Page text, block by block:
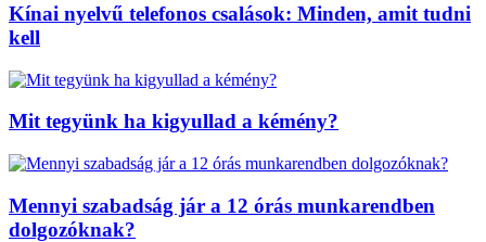
Kínai nyelvű telefonos csalások: Minden, amit tudni
kell
Mit tegyünk ha kigyullad a kémény?
Mennyi szabadság jár a 12 órás munkarendben
dolgozóknak?